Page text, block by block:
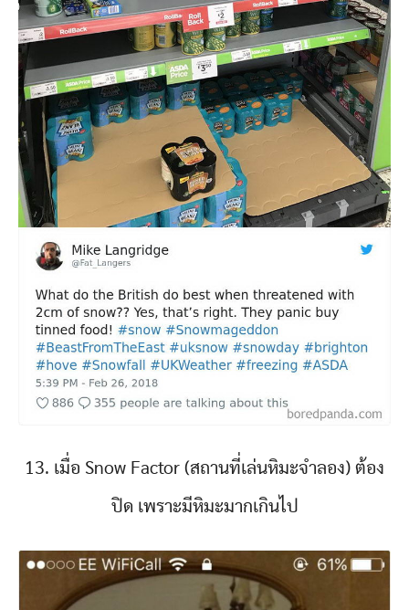
13. เมื่อ Snow Factor (สถานที่เล่นหิมะจำลอง) ต้อง
ปิด เพราะมีหิมะมากเกินไป